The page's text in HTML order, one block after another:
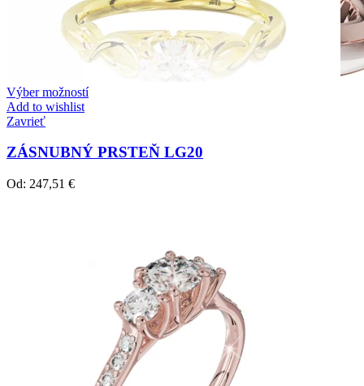
Zásnubné prstne z kolekcie Twin Rings.
Svadobné obrúčky
Výber možností
Add to wishlist
Zavrieť
ZÁSNUBNÝ PRSTEŇ LG20
Od: 247,51 €